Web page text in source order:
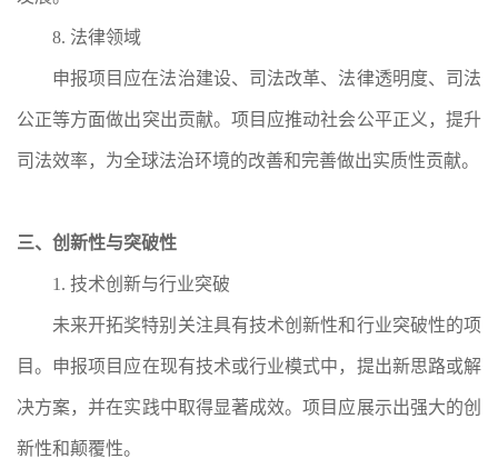
8. 法律领域
申报项目应在法治建设、司法改革、法律透明度、司法
公正等方面做出突出贡献。项目应推动社会公平正义，提升
司法效率，为全球法治环境的改善和完善做出实质性贡献。
三、创新性与突破性
1. 技术创新与行业突破
未来开拓奖特别关注具有技术创新性和行业突破性的项
目。申报项目应在现有技术或行业模式中，提出新思路或解
决方案，并在实践中取得显著成效。项目应展示出强大的创
新性和颠覆性。